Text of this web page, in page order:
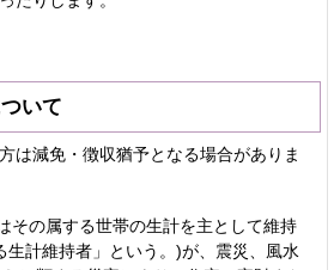
いて
は減免・徴収猶予となる場合がありま
その属する世帯の生計を主として維持
生計維持者」という。)が、震災、風水